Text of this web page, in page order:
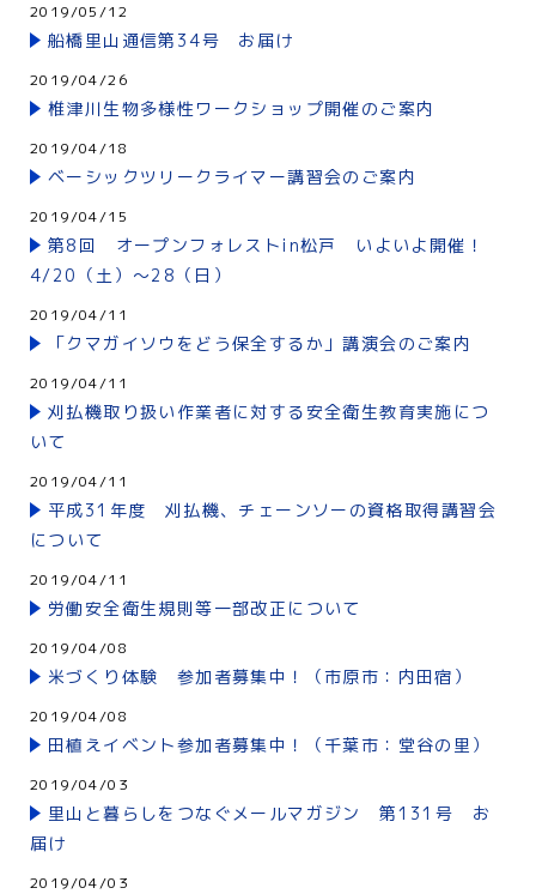
2019/05/12
船橋里山通信第34号 お届け
2019/04/26
椎津川生物多様性ワークショップ開催のご案内
2019/04/18
ベーシックツリークライマー講習会のご案内
2019/04/15
第8回 オープンフォレストin松戸 いよいよ開催！
4/20（土）～28（日）
2019/04/11
「クマガイソウをどう保全するか」講演会のご案内
2019/04/11
刈払機取り扱い作業者に対する安全衛生教育実施につ
いて
2019/04/11
平成31年度 刈払機、チェーンソーの資格取得講習会
について
2019/04/11
労働安全衛生規則等一部改正について
2019/04/08
米づくり体験 参加者募集中！（市原市：内田宿）
2019/04/08
田植えイベント参加者募集中！（千葉市：堂谷の里）
2019/04/03
里山と暮らしをつなぐメールマガジン 第131号 お
届け
2019/04/03